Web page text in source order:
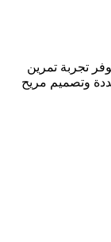
تجربة تمرين
وتصميم مريح